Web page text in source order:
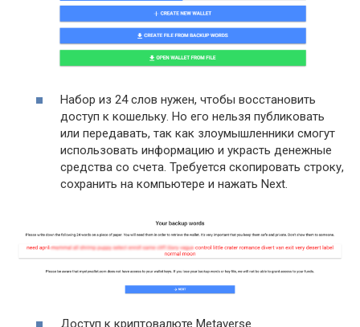
Набор из 24 слов нужен, чтобы восстановить
доступ к кошельку. Но его нельзя публиковать
или передавать, так как злоумышленники смогут
использовать информацию и украсть денежные
средства со счета. Требуется скопировать строку,
сохранить на компьютере и нажать Next.
Доступ к криптовалюте Metaverse